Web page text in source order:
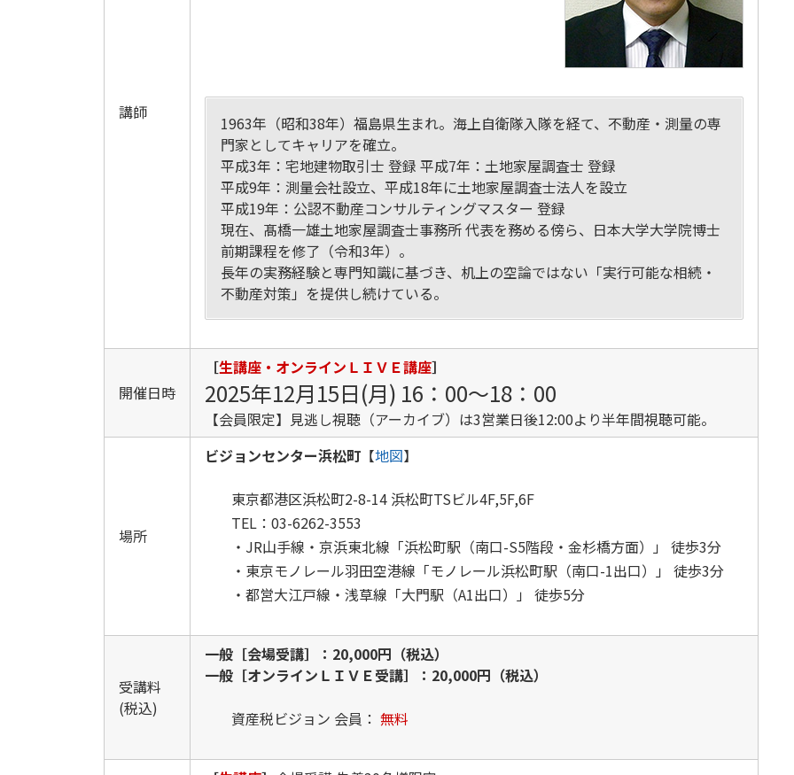
講師
1963年（昭和38年）福島県生まれ。海上自衛隊入隊を経て、不動産・測量の専
門家としてキャリアを確立。
平成3年：宅地建物取引士 登録 平成7年：土地家屋調査士 登録
平成9年：測量会社設立、平成18年に土地家屋調査士法人を設立
平成19年：公認不動産コンサルティングマスター 登録
現在、髙橋一雄土地家屋調査士事務所 代表を務める傍ら、日本大学大学院博士
前期課程を修了（令和3年）。
長年の実務経験と専門知識に基づき、机上の空論ではない「実行可能な相続・
不動産対策」を提供し続けている。
開催日時
［生講座・オンラインＬＩＶＥ講座］
2025年12月15日(月) 16：00～18：00
【会員限定】見逃し視聴（アーカイブ）は3営業日後12:00より半年間視聴可能。
場所
ビジョンセンター浜松町 【地図】
東京都港区浜松町2-8-14 浜松町TSビル4F,5F,6F
TEL：03-6262-3553
・JR山手線・京浜東北線「浜松町駅（南口-S5階段・金杉橋方面）」 徒歩3分
・東京モノレール羽田空港線「モノレール浜松町駅（南口-1出口）」 徒歩3分
・都営大江戸線・浅草線「大門駅（A1出口）」 徒歩5分
受講料
(税込)
一般［会場受講］：20,000円（税込）
一般［オンラインＬＩＶＥ受講］：20,000円（税込）
資産税ビジョン 会員： 無料